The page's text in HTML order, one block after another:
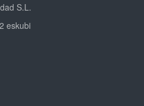
S.L.
eskubi